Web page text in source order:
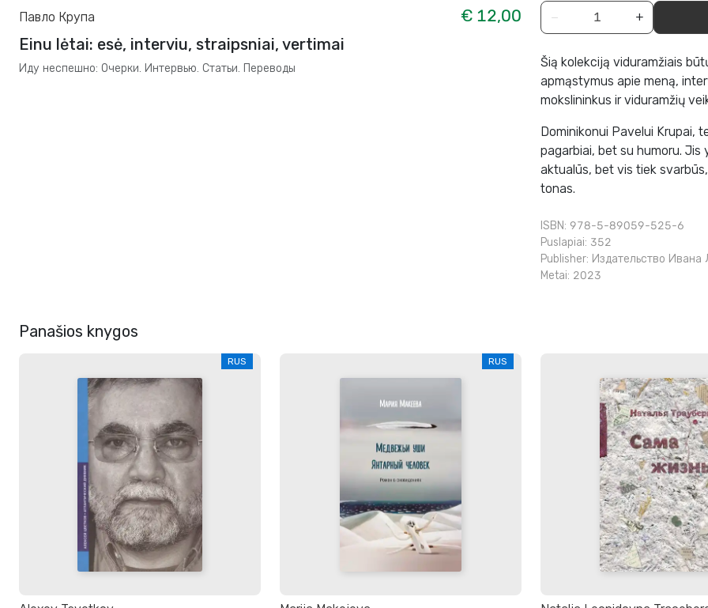
Павло Крупа
€ 12,00
Einu lėtai: esė, interviu, straipsniai, vertimai
Иду неспешно: Очерки. Интервью. Статьи. Переводы
− +
Šią kolekciją viduramžiais
apmąstymus apie meną,
mokslininkus ir viduramžių
Dominikonui Pavelui Krupai,
pagarbiai, bet su humoru.
aktualūs, bet vis tiek
tonas.
ISBN: 978-5-89059-525-6
Puslapiai: 352
Publisher: Издательство Ивана
Metai: 2023
Panašios knygos
RUS RUS